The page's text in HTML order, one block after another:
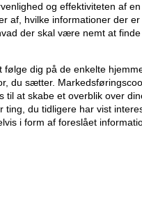
og effektiviteten af
af, hvilke informationer der
der skal være nemt at finde
dig på de enkelte
du sætter.
til at skabe et overblik over
du tidligere har vist
i form af foreslået
FVS Frisørens Vital
Produkterne bliver
er effektive mod
hovedbund mm. Frisørens
FVS egenskaber
i hår og hovedbund,
Kliniske forsøg har
FVS shampoo
Vital System er fri for
er FVS 1 og FVS 2.